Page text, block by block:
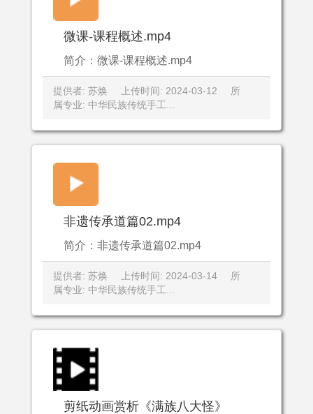
微课-课程概述.mp4
简介：微课-课程概述.mp4
提供者: 苏焕 上传时间: 2024-03-12
所
属专业: 中华民族传统手工...
非遗传承道篇02.mp4
简介：非遗传承道篇02.mp4
提供者: 苏焕 上传时间: 2024-03-14
所
属专业: 中华民族传统手工...
剪纸动画赏析《满族八大怪》